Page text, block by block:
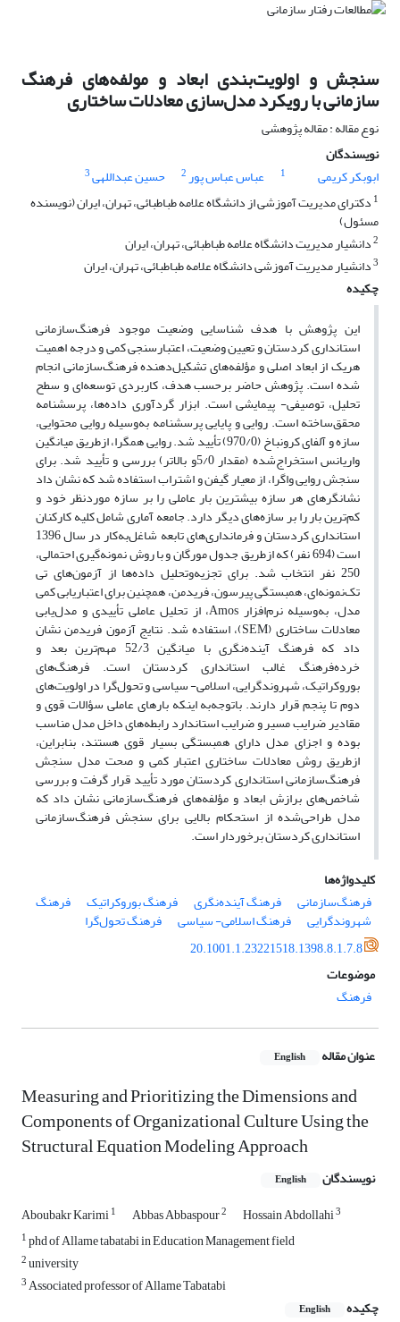
سنجش و اولویت‌بندی ابعاد و مولفه‌های فرهنگ
سازمانی با رویکرد مدل‌سازی معادلات ساختاری
نوع مقاله : مقاله پژوهشی
نویسندگان
ابوبکر کریمی
1 عباس عباس پور2 حسین عبداللهی3
1 دکترای مدیریت آموزشی از دانشگاه علامه طباطبائی، تهران، ایران (نویسنده
مسئول)
2دانشیار مدیریت دانشگاه علامه طباطبائی، تهران، ایران
3دانشیار مدیریت آموزشی دانشگاه علامه طباطبائی، تهران، ایران
چکیده
این پژوهش با هدف شناسایی وضعیت موجود فرهنگ‌سازمانی
استانداری کردستان و تعیین وضعیت، اعتبارسنجی کمی و درجه اهمیت
هریک از ابعاد اصلی و مؤلفه‌های تشکیل‌دهنده فرهنگ‌سازمانی انجام
شده است. پژوهش حاضر برحسب هدف، کاربردی توسعه‌ای و سطح
تحلیل، توصیفی- پیمایشی است. ابزار گردآوری داده‌ها، پرسشنامه
محقق‌ساخته است. روایی و پایایی پرسشنامه‌ به‌وسیله روایی محتوایی،
سازه و آلفای کرونباخ (970/0) تأیید شد. روایی همگرا، ازطریق میانگین
واریانس استخراج‌شده (مقدار 5/0و بالاتر) بررسی و تأیید شد. برای
سنجش روایی واگرا، از معیار گیفن و اشتراب استفاده شد که نشان داد
نشانگرهای هر سازه بیشترین بار عاملی را بر سازه موردنظر خود و
کم‌ترین بار را بر سازه‌های دیگر دارد. جامعه آماری شامل کلیه کارکنان
استانداری کردستان و فرمانداری‌های تابعه شاغل‌به‌کار در سال 1396
است (694 نفر) که ازطریق جدول مورگان و با روش نمونه‌گیری احتمالی،
250 نفر انتخاب شد. برای تجزیه‌وتحلیل داده‌ها از آزمون‌های تی
تک‌نمونه‌ای، همبستگی پیرسون، فریدمن، همچنین برای اعتباریابی کمی
مدل، به‌وسیله نرم‌افزار Amos، از تحلیل عاملی تأییدی و مدل‌یابی
معادلات ساختاری (SEM)، استفاده شد. نتایج آزمون فریدمن نشان
داد که فرهنگ آینده‌نگری با میانگین 52/3 مهم‌ترین بعد و
خرده‌فرهنگ غالب استانداری کردستان است. فرهنگ‌های
بوروکراتیک، شهروندگرایی، اسلامی- سیاسی و تحول‌گرا در اولویت‌های
دوم تا پنجم قرار دارند. باتوجه‌به اینکه بارهای عاملی سؤالات قوی و
مقادیر ضرایب مسیر و ضرایب استاندارد رابطه‌های داخل مدل مناسب
بوده و اجزای مدل دارای همبستگی بسیار قوی هستند، بنابراین،
ازطریق روش معادلات ساختاری اعتبار کمی و صحت مدل سنجش
فرهنگ‌سازمانی استانداری کردستان مورد تأیید قرار گرفت و بررسی
شاخص‌های برازش ابعاد و مؤلفه‌های فرهنگ‌سازمانی نشان داد که
مدل طراحی‌شده از استحکام بالایی برای سنجش فرهنگ‌سازمانی
استانداری کردستان برخوردار است.
کلیدواژه‌ها
فرهنگ‌سازمانی
فرهنگ آینده‌نگری فرهنگ‌ بوروکراتیک فرهنگ
شهروندگرایی فرهنگ اسلامی- سیاسی
فرهنگ تحول‌گرا
20.1001.1.23221518.1398.8.1.7.8
موضوعات
فرهنگ
عنوان مقاله English
Measuring and Prioritizing the Dimensions and
Components of Organizational Culture Using the
Structural Equation Modeling Approach
نویسندگان English
Aboubakr Karimi1 Abbas Abbaspour2 Hossain Abdollahi3
1phd of Allame tabatabi in Education Management field
2university
3Associated professor of Allame Tabatabi
چکیده
English